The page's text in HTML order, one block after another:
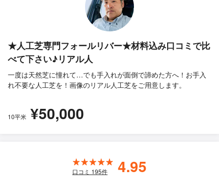
★人工芝専門フォールリバー★材料込み口コミで比
べて下さい♪リアル人
一度は天然芝に憧れて…でも手入れが面倒で諦めた方へ！お手入
れ不要な人工芝を！画像のリアル人工芝をご用意します。
10平米 ¥50,000
口コミ 195件 4.95